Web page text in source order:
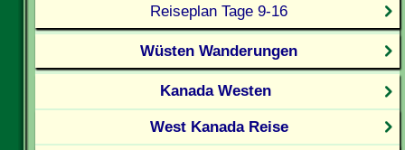
Reiseplan Tage 9-16
Wüsten Wanderungen
Kanada Westen
West Kanada Reise